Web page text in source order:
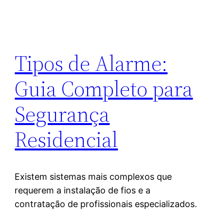
Tipos de Alarme:
Guia Completo para
Segurança
Residencial
Existem sistemas mais complexos que
requerem a instalação de fios e a
contratação de profissionais especializados.